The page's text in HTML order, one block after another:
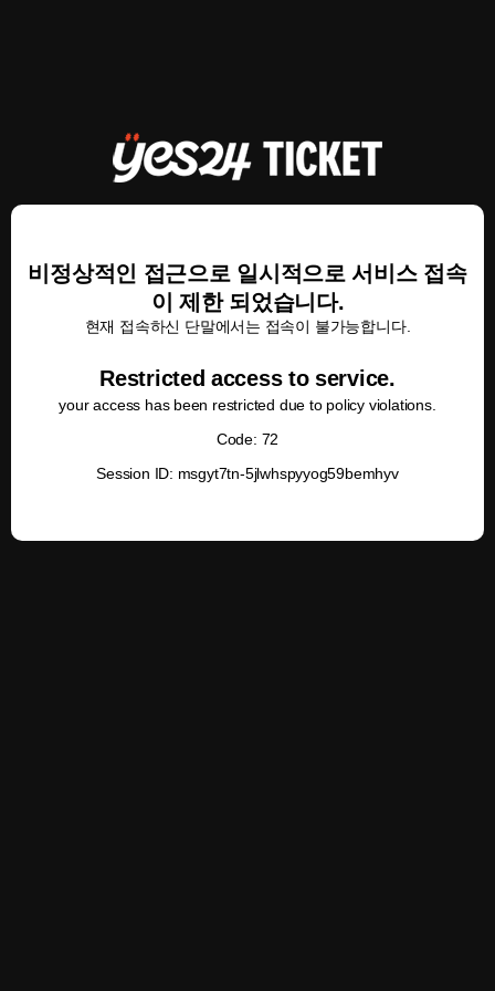
비정상적인 접근으로 일시적으로 서비스 접속
이 제한 되었습니다.
현재 접속하신 단말에서는 접속이 불가능합니다.
Restricted access to service.
your access has been restricted due to policy violations.
Code: 72
Session ID: msgyt7tn-5jlwhspyyog59bemhyv